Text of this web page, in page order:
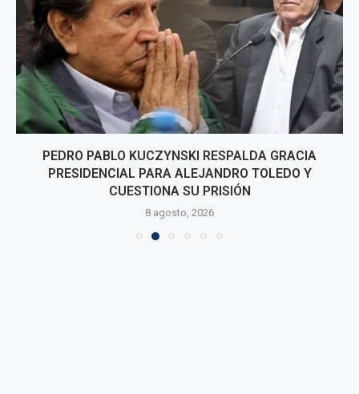
PEDRO PABLO KUCZYNSKI RESPALDA GRACIA
PRESIDENCIAL PARA ALEJANDRO TOLEDO Y
CUESTIONA SU PRISIÓN
8 agosto, 2026